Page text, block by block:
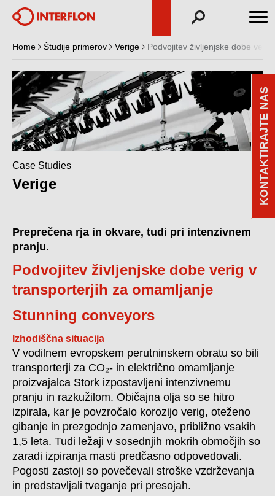
Home Študije primerov Verige Podvojitev življenjske dobe
Case Studies
Verige
Preprečena rja in okvare, tudi pri intenzivnem
pranju.
Podvojitev življenjske dobe verig v
transporterjih za omamljanje
Stunning conveyors
Izhodiščna situacija
V vodilnem evropskem perutninskem obratu so bili
transporterji za CO₂- in električno omamljanje
proizvajalca Stork izpostavljeni intenzivnemu
pranju in razkužilom. Običajna olja so se hitro
izpirala, kar je povzročalo korozijo verig, oteženo
gibanje in prezgodnjo zamenjavo, približno vsakih
1,5 leta. Tudi ležaji v sosednjih mokrih območjih so
zaradi izpiranja masti predčasno odpovedovali.
Pogosti zastoji so povečevali stroške vzdrževanja
in predstavljali tveganje pri presojah.
KONTAKTIRAJTE NAS